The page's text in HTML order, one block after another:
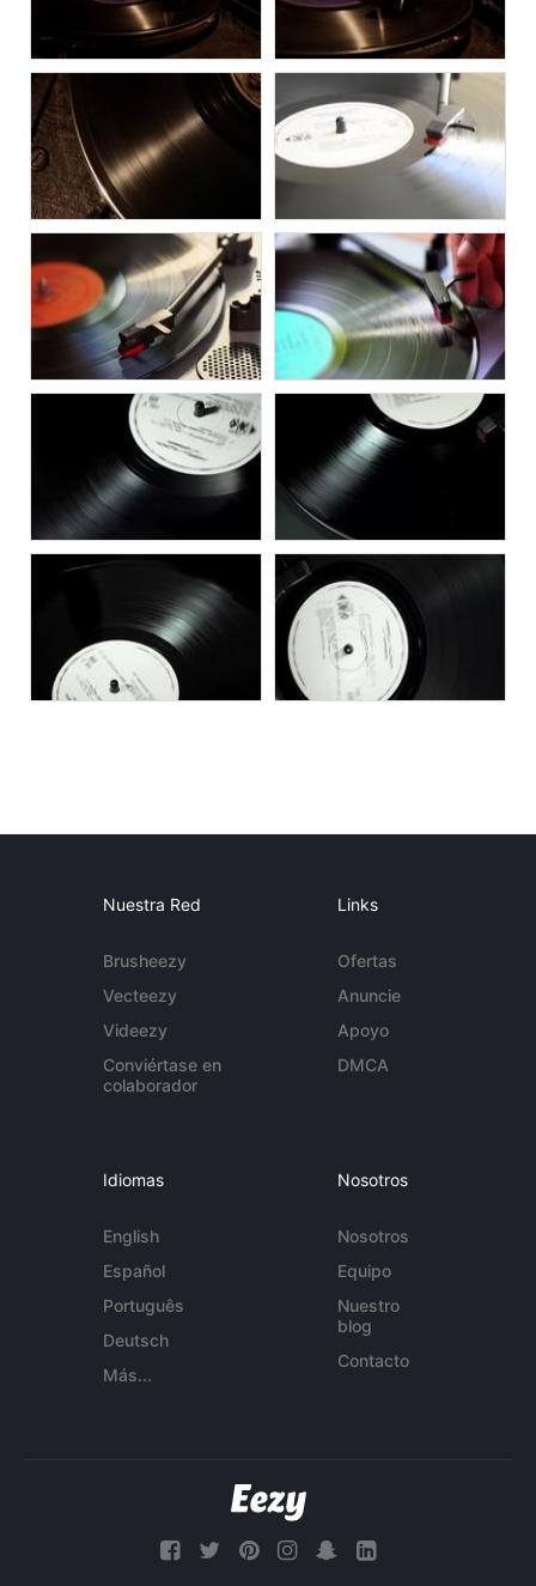
Nuestra Red
Brusheezy
Vecteezy
Videezy
Conviértase en
colaborador
Links
Ofertas
Anuncie
Apoyo
DMCA
Idiomas
English
Español
Português
Deutsch
Más...
Nosotros
Nosotros
Equipo
Nuestro
blog
Contacto